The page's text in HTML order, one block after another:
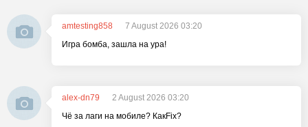
amtesting858
7 August 2026 03:20
Игра бомба, зашла на ура!
alex-dn79
2 August 2026 03:20
Чё за лаги на мобиле? КакFix?